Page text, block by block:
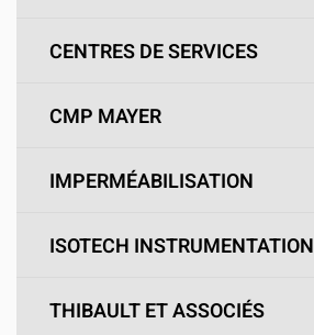
CENTRES DE SERVICES
CMP MAYER
IMPERMÉABILISATION
ISOTECH INSTRUMENTATION
THIBAULT ET ASSOCIÉS